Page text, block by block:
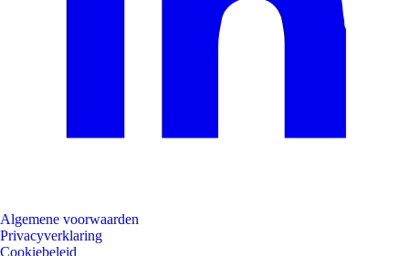
Algemene voorwaarden
Privacyverklaring
Cookiebeleid